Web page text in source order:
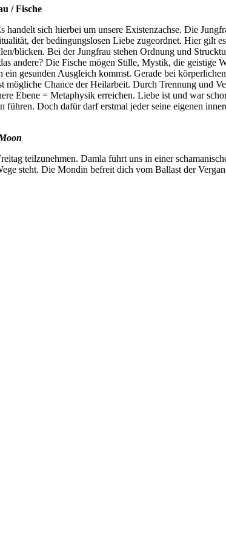
/ Fische
sich hierbei um unsere Existenzachse. Die
der bedingungslosen Liebe zugeordnet. Hier gilt
blicken. Bei der Jungfrau stehen Ordnung und
andere? Die Fische mögen Stille, Mystik, die geistige
gesunden Ausgleich kommst. Gerade bei
Chance der Heilarbeit. Durch Trennung und
Ebene = Metaphysik erreichen. Liebe ist und war
Doch dafür darf erstmal jeder seine eigenen
teilzunehmen. Damla führt uns in einer
steht. Die Mondin befreit dich vom Ballast der